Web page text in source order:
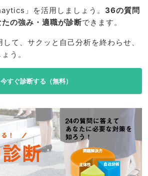
」を活用しましょう。 36の質問
の強み・適職が診断できます。
て、サクッと自己分析を終わらせ、
う。
今すぐ診断する（無料）